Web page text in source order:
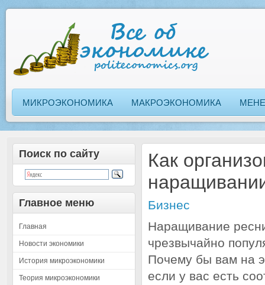
МИКРОЭКОНОМИКА МАКРОЭКОНОМИКА
Поиск по сайту
Главное меню
Главная
Новости экономики
История микроэкономики
Теория микроэкономики
Как
Бизнес
Наращивание
чрезвычайно
Почему бы вам на
если у вас есть